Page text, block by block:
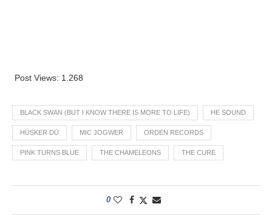
Post Views: 1.268
BLACK SWAN (BUT I KNOW THERE IS MORE TO LIFE) HE SOUND
HÜSKER DÜ MIC JOGWER ORDEN RECORDS
PINK TURNS BLUE THE CHAMELEONS THE CURE
0